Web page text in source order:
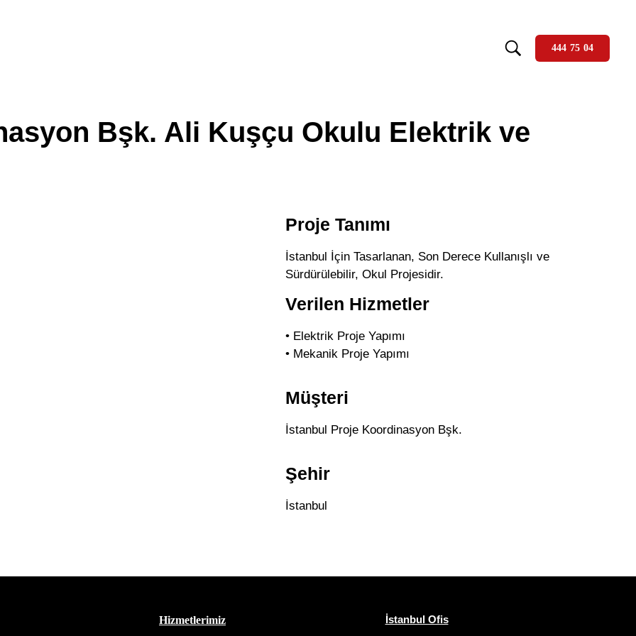
444 75 04
Bşk. Ali Kuşçu Okulu Elektrik ve
Proje Tanımı
İstanbul İçin Tasarlanan, Son Derece Kullanışlı ve
Sürdürülebilir, Okul Projesidir.
Verilen Hizmetler
• Elektrik Proje Yapımı
• Mekanik Proje Yapımı
Müşteri
İstanbul Proje Koordinasyon Bşk.
Şehir
İstanbul
Hizmetlerimiz İstanbul Ofis